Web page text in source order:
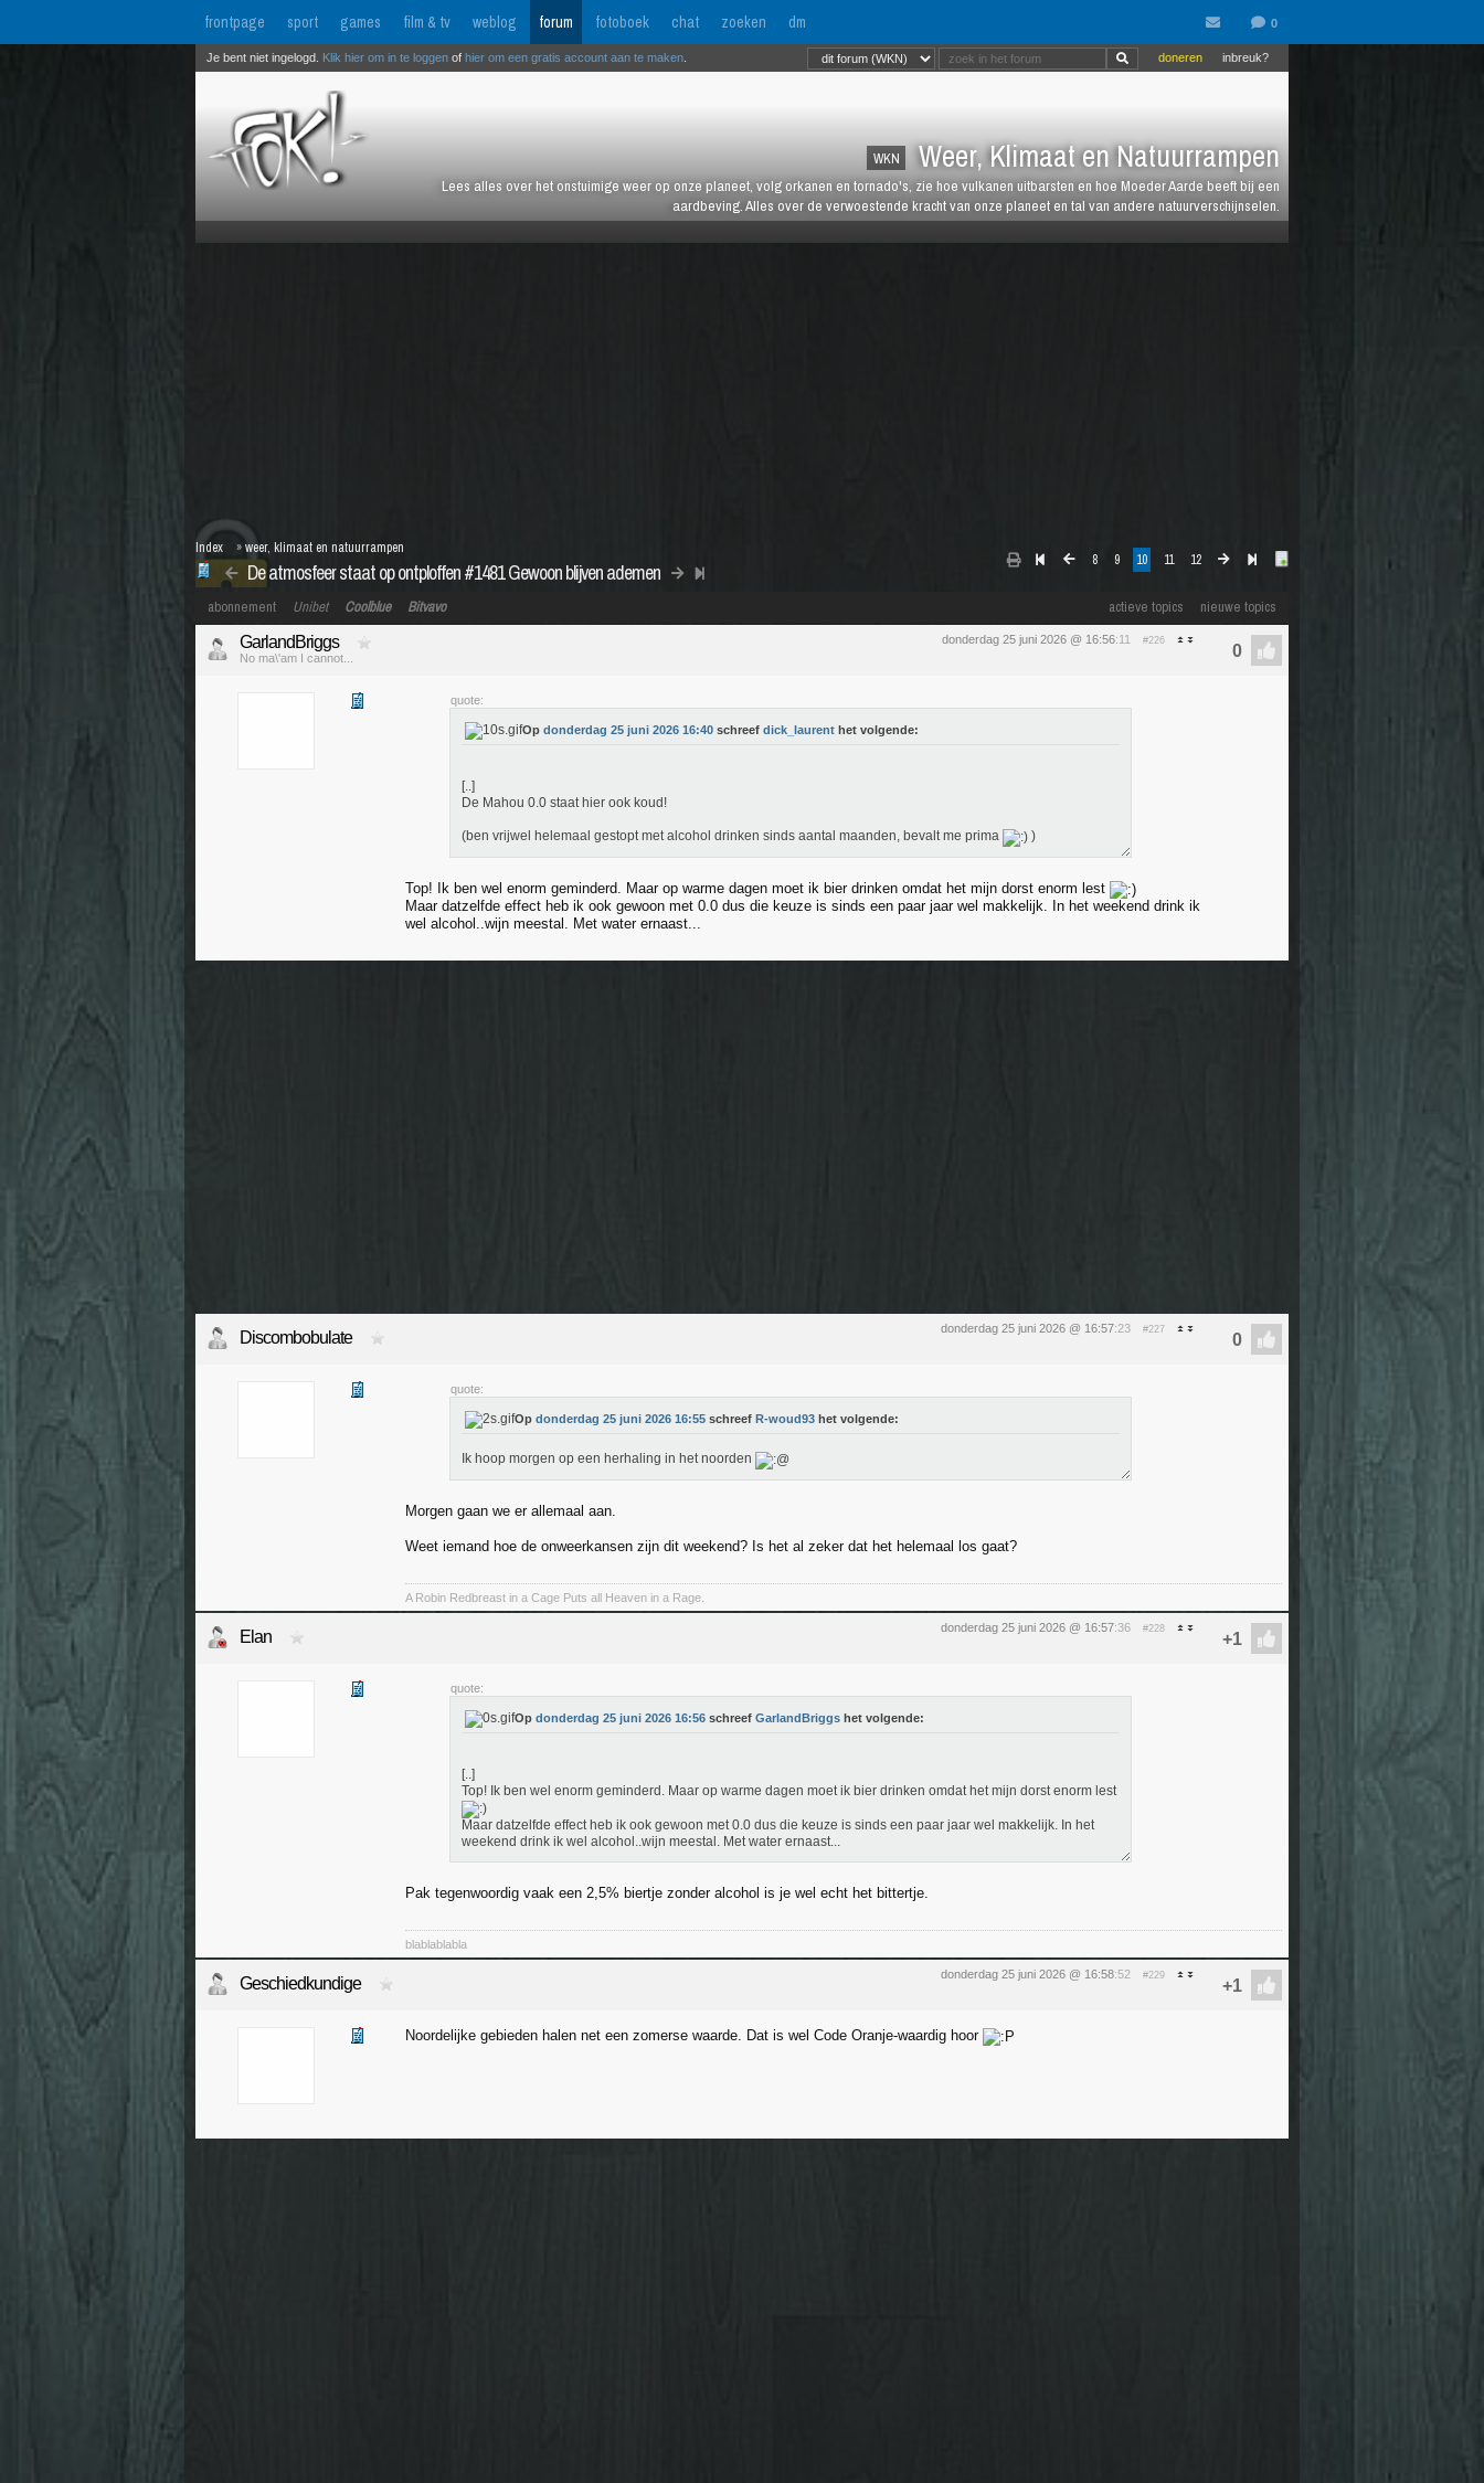
frontpage sport games film & tv weblog forum fotoboek chat zoeken dm
WKN Weer, Klimaat en Natuurrampen
Lees alles over het onstuimige weer op onze planeet, volg orkanen en tornado's, zie hoe vulkanen uitbarsten en hoe Moeder Aarde beeft bij een
aardbeving. Alles over de verwoestende kracht van onze planeet en tal van andere natuurverschijnselen.
inbreuk?
doneren
Je bent niet ingelogd. Klik hier om in te loggen of hier om een gratis account aan te maken
8 9 10 11 12
De atmosfeer staat op ontploffen #1481 Gewoon blijven ademen
Index »weer, klimaat en natuurrampen
actieve topics nieuwe topics
abonnement Unibet Coolblue Bitvavo
donderdag 25 juni 2026 @ 16:56:11 #226
GarlandBriggs
No ma\'am I cannot...
quote:
Op donderdag 25 juni 2026 16:40 schreef dick_laurent het volgende:
[..]
De Mahou 0.0 staat hier ook koud!
(ben vrijwel helemaal gestopt met alcohol drinken sinds aantal maanden, bevalt me prima )
Top! Ik ben wel enorm geminderd. Maar op warme dagen moet ik bier drinken omdat het mijn dorst enorm lest
Maar datzelfde effect heb ik ook gewoon met 0.0 dus die keuze is sinds een paar jaar wel makkelijk. In het weekend drink ik
wel alcohol..wijn meestal. Met water ernaast...
donderdag 25 juni 2026 @ 16:57:23 #227
Discombobulate
quote:
Op donderdag 25 juni 2026 16:55 schreef R-woud93 het volgende:
Ik hoop morgen op een herhaling in het noorden
Morgen gaan we er allemaal aan.
Weet iemand hoe de onweerkansen zijn dit weekend? Is het al zeker dat het helemaal los gaat?
A Robin Redbreast in a Cage Puts all Heaven in a Rage.
donderdag 25 juni 2026 @ 16:57:36 #228
Elan
quote:
Op donderdag 25 juni 2026 16:56 schreef GarlandBriggs het volgende:
[..]
Top! Ik ben wel enorm geminderd. Maar op warme dagen moet ik bier drinken omdat het mijn dorst enorm lest
Maar datzelfde effect heb ik ook gewoon met 0.0 dus die keuze is sinds een paar jaar wel makkelijk. In het
weekend drink ik wel alcohol..wijn meestal. Met water ernaast...
Pak tegenwoordig vaak een 2,5% biertje zonder alcohol is je wel echt het bittertje.
blablablabla
donderdag 25 juni 2026 @ 16:58:52 #229
Geschiedkundige
Noordelijke gebieden halen net een zomerse waarde. Dat is wel Code Oranje-waardig hoor